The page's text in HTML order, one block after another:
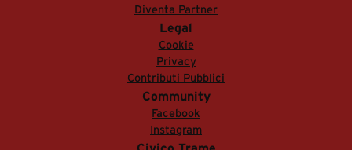
Diventa Partner
Legal
Cookie
Privacy
Contributi Pubblici
Community
Facebook
Instagram